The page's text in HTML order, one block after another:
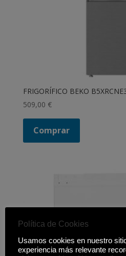
FRIGORÍFICO BEKO
509,00 €
Comprar
Política de Cookies
Usamos cookies en nuestro
experiencia más relevante